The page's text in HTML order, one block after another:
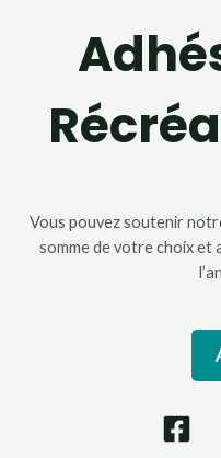
Vous pouvez soutenir
somme de votre choix